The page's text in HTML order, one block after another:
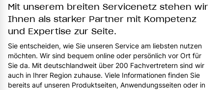
Mit unserem breiten Servicenetz stehen wir
Ihnen als starker Partner mit Kompetenz
und Expertise zur Seite.
Sie entscheiden, wie Sie unseren Service am liebsten nutzen
möchten. Wir sind bequem online oder persönlich vor Ort für
Sie da. Mit deutschlandweit über 200 Fachvertretern sind wir
auch in Ihrer Region zuhause. Viele Informationen finden Sie
bereits auf unseren Produktseiten, Anwendungsseiten oder in